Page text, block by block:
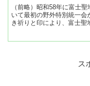
（前略）昭和58年に富士
いて最初の野外特別統一
き祈りと印により、富士
たが、いよいよ「ＳＯＰ
ス